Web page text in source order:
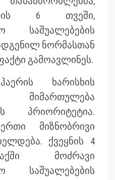
6 თვეში,
საშუალებების
ნორმასთან
გამოავლინეს.
ხარისხის
მიმართულება
პრიორიტეტია.
მიზნობრივი
ქვეყნის 4
მოძრავი
საშუალებების